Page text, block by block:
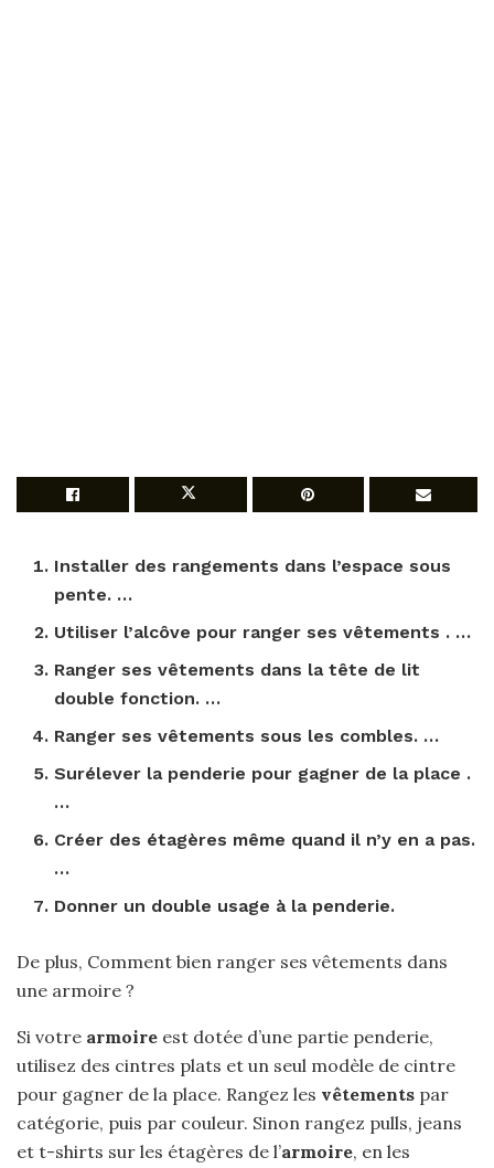
Installer des rangements dans l’espace sous
pente. …
Utiliser l’alcôve pour ranger ses vêtements . …
Ranger ses vêtements dans la tête de lit
double fonction. …
Ranger ses vêtements sous les combles. …
Surélever la penderie pour gagner de la place .
…
Créer des étagères même quand il n’y en a pas.
…
Donner un double usage à la penderie.
De plus, Comment bien ranger ses vêtements dans
une armoire ?
Si votre armoire est dotée d’une partie penderie,
utilisez des cintres plats et un seul modèle de cintre
pour gagner de la place. Rangez les vêtements par
catégorie, puis par couleur. Sinon rangez pulls, jeans
et t-shirts sur les étagères de l’armoire, en les